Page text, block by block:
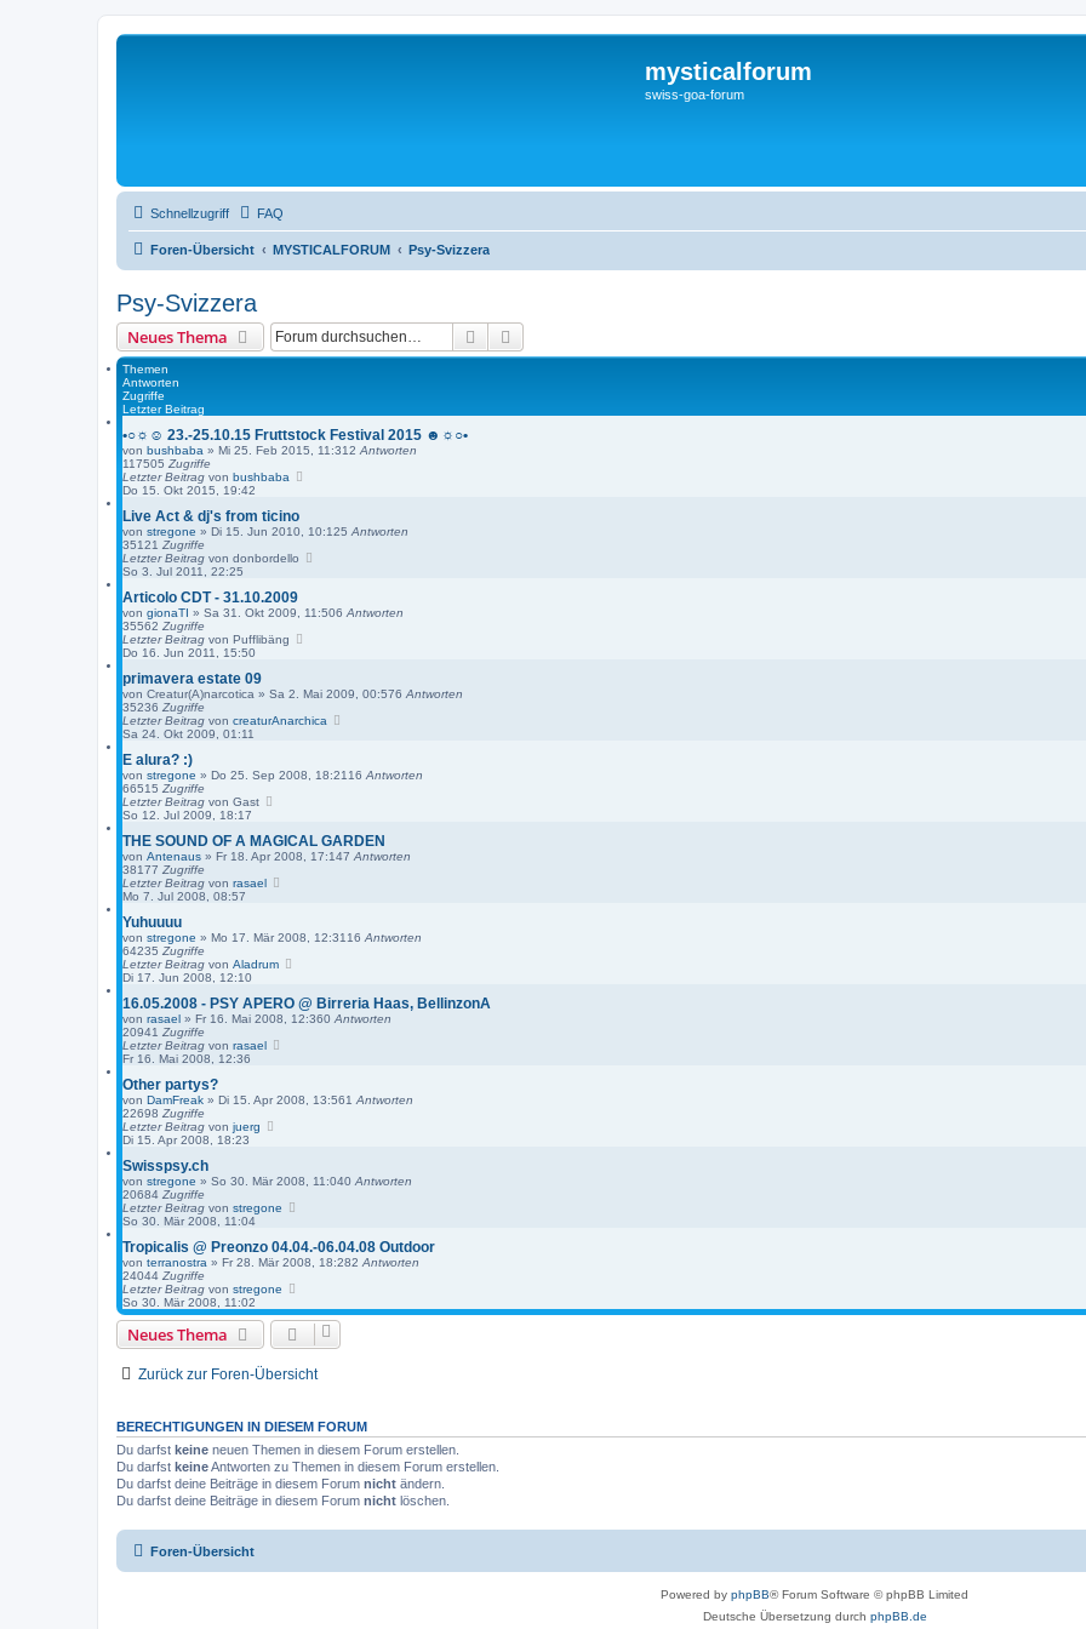
mysticalforum
swiss-goa-forum
Schnellzugriff FAQ
Foren-Übersicht MYSTICALFORUM Psy-Svizzera
Psy-Svizzera
Neues Thema Suche
Themen
Antworten
Zugriffe
Letzter Beitrag
•○☼☺ 23.-25.10.15 Fruttstock Festival 2015 ☻☼○•
von bushbaba » Mi 25. Feb 2015, 11:312 Antworten
117505 Zugriffe
Letzter Beitrag von bushbaba
Do 15. Okt 2015, 19:42
Live Act & dj's from ticino
von stregone » Di 15. Jun 2010, 10:125 Antworten
35121 Zugriffe
Letzter Beitrag von donbordello
So 3. Jul 2011, 22:25
Articolo CDT - 31.10.2009
von gionaTI » Sa 31. Okt 2009, 11:506 Antworten
35562 Zugriffe
Letzter Beitrag von Pufflibäng
Do 16. Jun 2011, 15:50
primavera estate 09
von Creatur(A)narcotica » Sa 2. Mai 2009, 00:576 Antworten
35236 Zugriffe
Letzter Beitrag von creaturAnarchica
Sa 24. Okt 2009, 01:11
E alura? :)
von stregone » Do 25. Sep 2008, 18:21 16 Antworten
66515 Zugriffe
Letzter Beitrag von Gast
So 12. Jul 2009, 18:17
THE SOUND OF A MAGICAL GARDEN
von Antenaus » Fr 18. Apr 2008, 17:147 Antworten
38177 Zugriffe
Letzter Beitrag von rasael
Mo 7. Jul 2008, 08:57
Yuhuuuu
von stregone » Mo 17. Mär 2008, 12:31 16 Antworten
64235 Zugriffe
Letzter Beitrag von Aladrum
Di 17. Jun 2008, 12:10
16.05.2008 - PSY APERO @ Birreria Haas, BellinzonA
von rasael » Fr 16. Mai 2008, 12:360 Antworten
20941 Zugriffe
Letzter Beitrag von rasael
Fr 16. Mai 2008, 12:36
Other partys?
von DamFreak » Di 15. Apr 2008, 13:561 Antworten
22698 Zugriffe
Letzter Beitrag von juerg
Di 15. Apr 2008, 18:23
Swisspsy.ch
von stregone » So 30. Mär 2008, 11:040 Antworten
20684 Zugriffe
Letzter Beitrag von stregone
So 30. Mär 2008, 11:04
Tropicalis @ Preonzo 04.04.-06.04.08 Outdoor
von terranostra » Fr 28. Mär 2008, 18:282 Antworten
24044 Zugriffe
Letzter Beitrag von stregone
So 30. Mär 2008, 11:02
Neues Thema
Zurück zur Foren-Übersicht
BERECHTIGUNGEN IN DIESEM FORUM
Du darfst keine neuen Themen in diesem Forum erstellen.
Du darfst keineAntworten zu Themen in diesem Forum erstellen.
Du darfst deine Beiträge in diesem Forum nicht ändern.
Du darfst deine Beiträge in diesem Forum nicht löschen.
Foren-Übersicht
Powered by phpBB® Forum Software © phpBB Limited
Deutsche Übersetzung durch phpBB.de